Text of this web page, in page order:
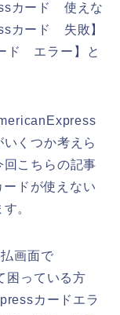
カード 使えな
カード 失敗】
ド エラー】と
くつか考えら
こちらの記事
ドが使えない
。
画面で
困っている方
カードエラ